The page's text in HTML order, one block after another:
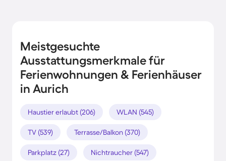
Meistgesuchte
Ausstattungsmerkmale für
Ferienwohnungen & Ferienhäuser
in Aurich
Haustier erlaubt (206) WLAN (545)
TV (539) Terrasse/Balkon (370)
Parkplatz (27) Nichtraucher (547)